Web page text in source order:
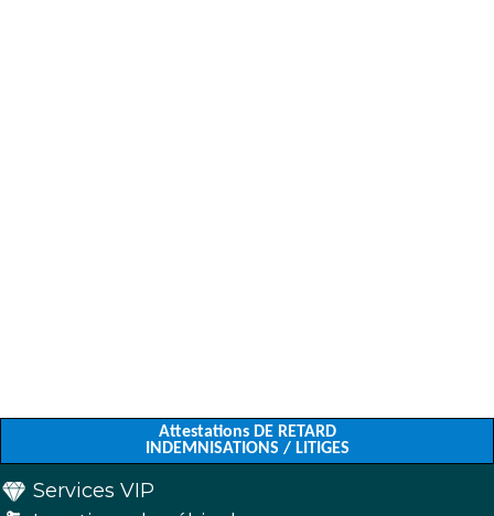
Attestations DE RETARD
INDEMNISATIONS / LITIGES
Services VIP